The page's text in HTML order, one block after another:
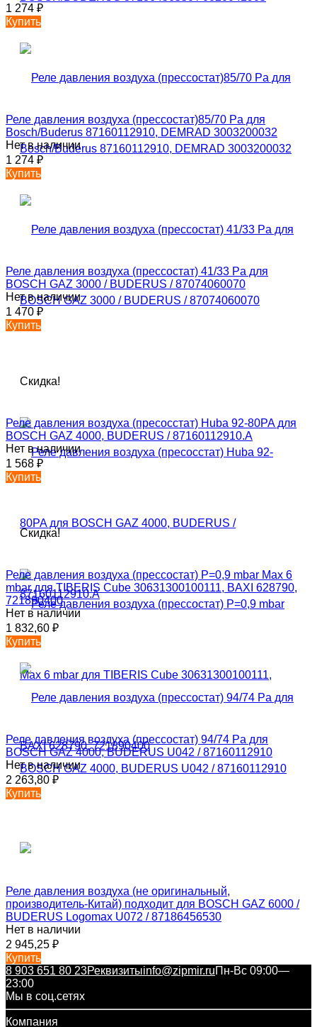
1 274 ₽
Купить
Реле давления воздуха (прессостат)85/70 Pa для
Bosch/Buderus 87160112910, DEMRAD 3003200032
Нет в наличии
1 274 ₽
Купить
Реле давления воздуха (прессостат) 41/33 Pa для
BOSCH GAZ 3000 / BUDERUS / 87074060070
Нет в наличии
1 470 ₽
Купить
Скидка!
Реле давления воздуха (пресосстат) Huba 92-80PA для
BOSCH GAZ 4000, BUDERUS / 87160112910.А
Нет в наличии
1 568 ₽
Купить
Скидка!
Реле давления воздуха (прессостат) P=0,9 mbar Max 6
mbar для TIBERIS Cube 30631300100111, BAXI 628790,
721890400
Нет в наличии
1 832,60 ₽
Купить
Реле давления воздуха (прессостат) 94/74 Pa для
BOSCH GAZ 4000, BUDERUS U042 / 87160112910
Нет в наличии
2 263,80 ₽
Купить
Реле давления воздуха (не оригинальный,
производитель-Китай) подходит для BOSCH GAZ 6000 /
BUDERUS Logomax U072 / 87186456530
Нет в наличии
2 945,25 ₽
Купить
8 903 651 80 23Реквизитыinfo@zipmir.ruПн-Вс 09:00—
23:00
Мы в соц.сетях
Компания